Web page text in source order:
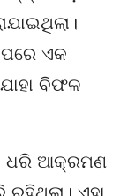
ଏକ
ବିଫଳ
ଧରି ଆକ୍ରମଣ